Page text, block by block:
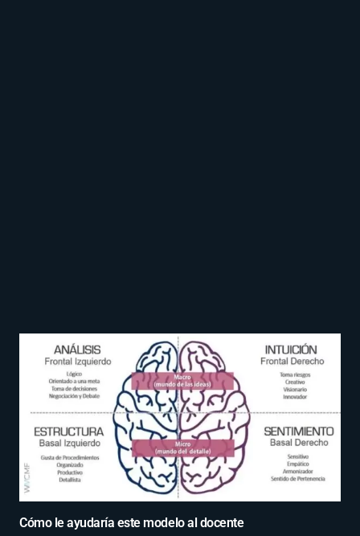
Cómo le ayudaría este modelo al docente